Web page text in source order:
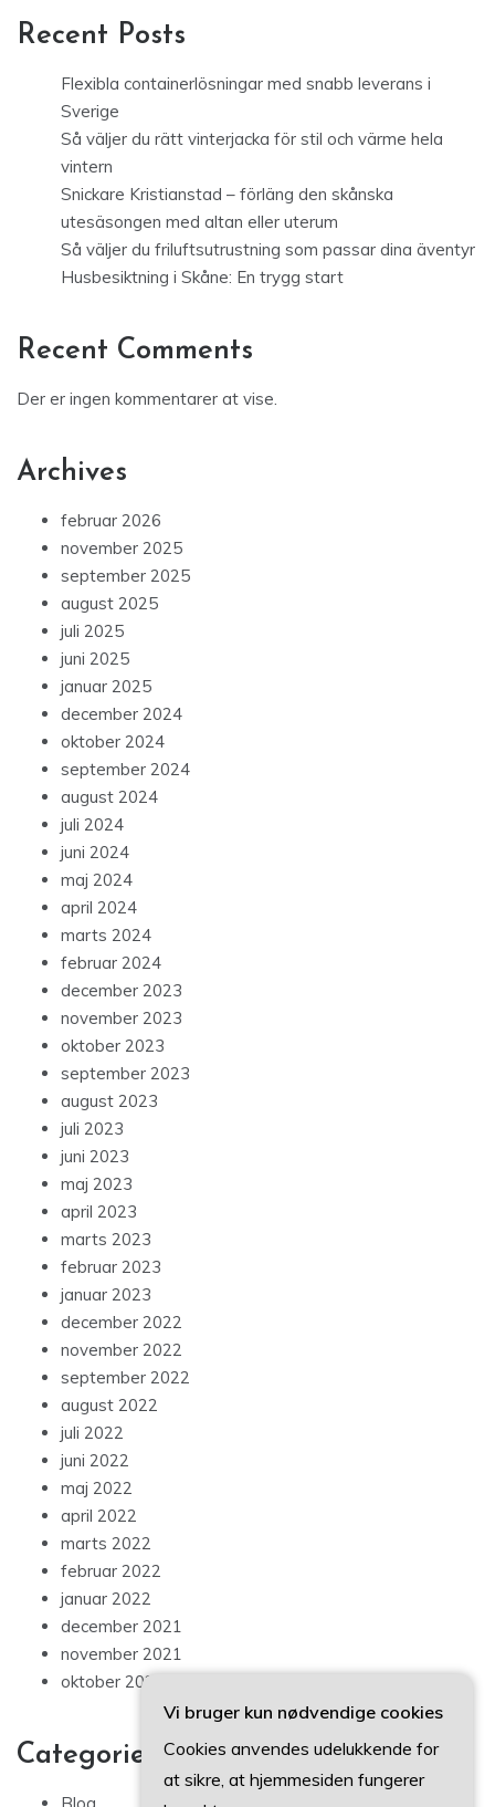
Recent Posts
Flexibla containerlösningar med snabb leverans i
Sverige
Så väljer du rätt vinterjacka för stil och värme hela
vintern
Snickare Kristianstad – förläng den skånska
utesäsongen med altan eller uterum
Så väljer du friluftsutrustning som passar dina äventyr
Husbesiktning i Skåne: En trygg start
Recent Comments
Der er ingen kommentarer at vise.
Archives
februar 2026
november 2025
september 2025
august 2025
juli 2025
juni 2025
januar 2025
december 2024
oktober 2024
september 2024
august 2024
juli 2024
juni 2024
maj 2024
april 2024
marts 2024
februar 2024
december 2023
november 2023
oktober 2023
september 2023
august 2023
juli 2023
juni 2023
maj 2023
april 2023
marts 2023
februar 2023
januar 2023
december 2022
november 2022
september 2022
august 2022
juli 2022
juni 2022
maj 2022
april 2022
marts 2022
februar 2022
januar 2022
december 2021
november 2021
oktober 2021
Categories
Vi bruger kun nødvendige cookies
Cookies anvendes udelukkende for
at sikre, at hjemmesiden fungerer